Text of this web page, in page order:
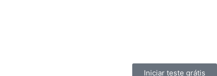
Iniciar teste grátis